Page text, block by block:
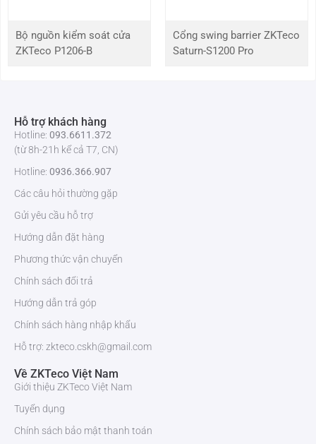
Chất liệu ABS+PC.
Lắp đặt trong nhà và ngoài trời chống thấm nước IP65.
Đèn LED hiển thị và âm thanh cảm báotrạng thái làm việc.
Đọc thông tin từ đa dạng loại thẻ: IC/ ID/ DESFire EV1, EV2/
NFC.
Bộ nguồn kiểm soát cửa
ZKTeco P1206-B
Cổng swing barrier ZKTeco
Saturn-S1200 Pro
Hỗ trợ khách hàng
Hotline: 093.6611.372
(từ 8h-21h kể cả T7, CN)
Hotline: 0936.366.907
Các câu hỏi thường gặp
Gửi yêu cầu hỗ trợ
Hướng dẫn đặt hàng
Phương thức vận chuyển
Chính sách đổi trả
Hướng dẫn trả góp
Chính sách hàng nhập khẩu
Hỗ trợ: zkteco.cskh@gmail.com
Về ZKTeco Việt Nam
Giới thiệu ZKTeco Việt Nam
Tuyển dụng
Chính sách bảo mật thanh toán